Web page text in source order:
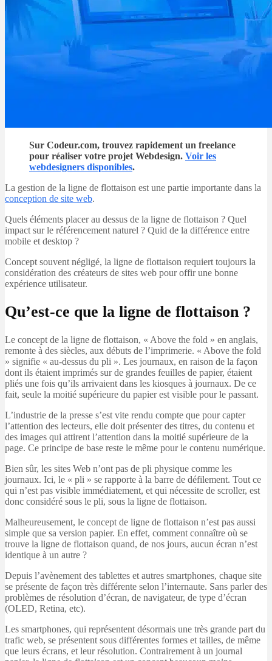
Sur Codeur.com, trouvez rapidement un freelance
pour réaliser votre projet Webdesign. Voir les
webdesigners disponibles.
La gestion de la ligne de flottaison est une partie importante dans la
conception de site web.
Quels éléments placer au dessus de la ligne de flottaison ? Quel
impact sur le référencement naturel ? Quid de la différence entre
mobile et desktop ?
Concept souvent négligé, la ligne de flottaison requiert toujours la
considération des créateurs de sites web pour offir une bonne
expérience utilisateur.
Qu’est-ce que la ligne de flottaison ?
Le concept de la ligne de flottaison, « Above the fold » en anglais,
remonte à des siècles, aux débuts de l’imprimerie. « Above the fold
» signifie « au-dessus du pli ». Les journaux, en raison de la façon
dont ils étaient imprimés sur de grandes feuilles de papier, étaient
pliés une fois qu’ils arrivaient dans les kiosques à journaux. De ce
fait, seule la moitié supérieure du papier est visible pour le passant.
L’industrie de la presse s’est vite rendu compte que pour capter
l’attention des lecteurs, elle doit présenter des titres, du contenu et
des images qui attirent l’attention dans la moitié supérieure de la
page. Ce principe de base reste le même pour le contenu numérique.
Bien sûr, les sites Web n’ont pas de pli physique comme les
journaux. Ici, le « pli » se rapporte à la barre de défilement. Tout ce
qui n’est pas visible immédiatement, et qui nécessite de scroller, est
donc considéré sous le pli, sous la ligne de flottaison.
Malheureusement, le concept de ligne de flottaison n’est pas aussi
simple que sa version papier. En effet, comment connaître où se
trouve la ligne de flottaison quand, de nos jours, aucun écran n’est
identique à un autre ?
Depuis l’avènement des tablettes et autres smartphones, chaque site
se présente de façon très différente selon l’internaute. Sans parler des
problèmes de résolution d’écran, de navigateur, de type d’écran
(OLED, Retina, etc).
Les smartphones, qui représentent désormais une très grande part du
trafic web, se présentent sous différentes formes et tailles, de même
que leurs écrans, et leur résolution. Contrairement à un journal